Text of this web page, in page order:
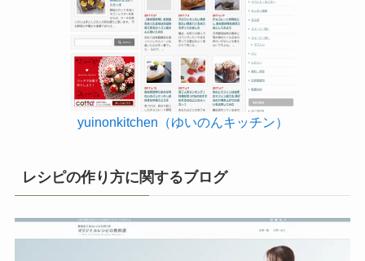
yuinonkitchen（ゆいのんキッチン）
レシピの作り方に関するブログ